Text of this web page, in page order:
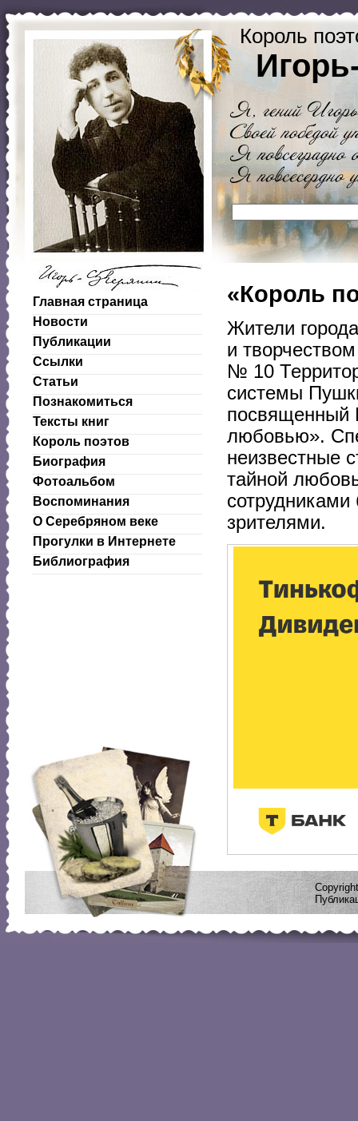
Король
Главная страница
Новости
Публикации
Ссылки
Статьи
Познакомиться
Тексты книг
Король поэтов
Биография
Фотоальбом
Воспоминания
О Серебряном веке
Прогулки в Интернете
Библиография
«Король
Жители
и
№ 10
системы
посвященный
любовью».
неизвестные
тайной
сотрудниками
зрителями.